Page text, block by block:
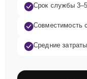
Срок службы
Совместимость
Средние